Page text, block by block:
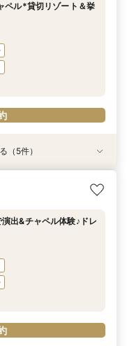
ペル*貸切リゾート＆挙
身の豪華フレンチ試食
華コース試食＆10大特典
し」アップ額が少ない
ンちゃんも一緒！貸切
談会】スマホで簡単！
（5件）
演出&チャペル体験♪ドレ